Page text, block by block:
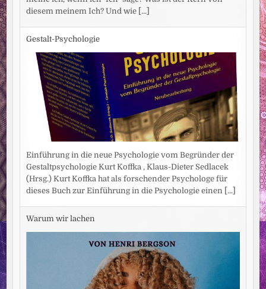
diesem meinem Ich? Und wie [...]
Gestalt-Psychologie
Einführung in die neue Psychologie vom Begründer der
Gestaltpsychologie Kurt Koffka , Klaus-Dieter Sedlacek
(Hrsg.) Kurt Koffka hat als forschender Psychologe für
dieses Buch zur Einführung in die Psychologie einen
[...]
Warum wir lachen